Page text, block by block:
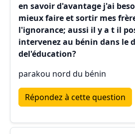
en savoir d'avantage j'ai
mieux faire et sortir mes
l'ignorance; aussi il y a t il
intervenez au bénin dans le
del'éducation?
parakou nord du bénin
Répondez à cette question